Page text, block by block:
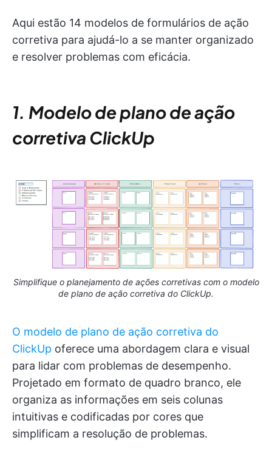
Aqui estão 14 modelos de formulários de ação
corretiva para ajudá-lo a se manter organizado
e resolver problemas com eficácia.
1. Modelo de plano de ação
corretiva ClickUp
Simplifique o planejamento de ações corretivas com o modelo
de plano de ação corretiva do ClickUp.
O modelo de plano de ação corretiva do
ClickUp oferece uma abordagem clara e visual
para lidar com problemas de desempenho.
Projetado em formato de quadro branco, ele
organiza as informações em seis colunas
intuitivas e codificadas por cores que
simplificam a resolução de problemas.